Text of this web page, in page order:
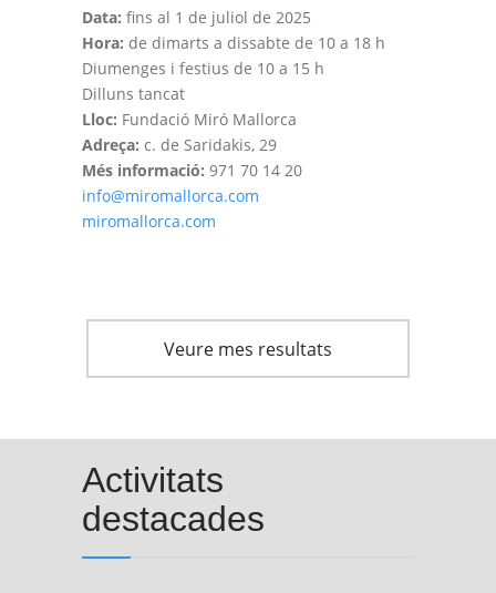
Data: fins al 1 de juliol de 2025
Hora: de dimarts a dissabte de 10 a 18 h
Diumenges i festius de 10 a 15 h
Dilluns tancat
Lloc: Fundació Miró Mallorca
Adreça: c. de Saridakis, 29
Més informació: 971 70 14 20
info@miromallorca.com
miromallorca.com
Veure mes resultats
Activitats
destacades